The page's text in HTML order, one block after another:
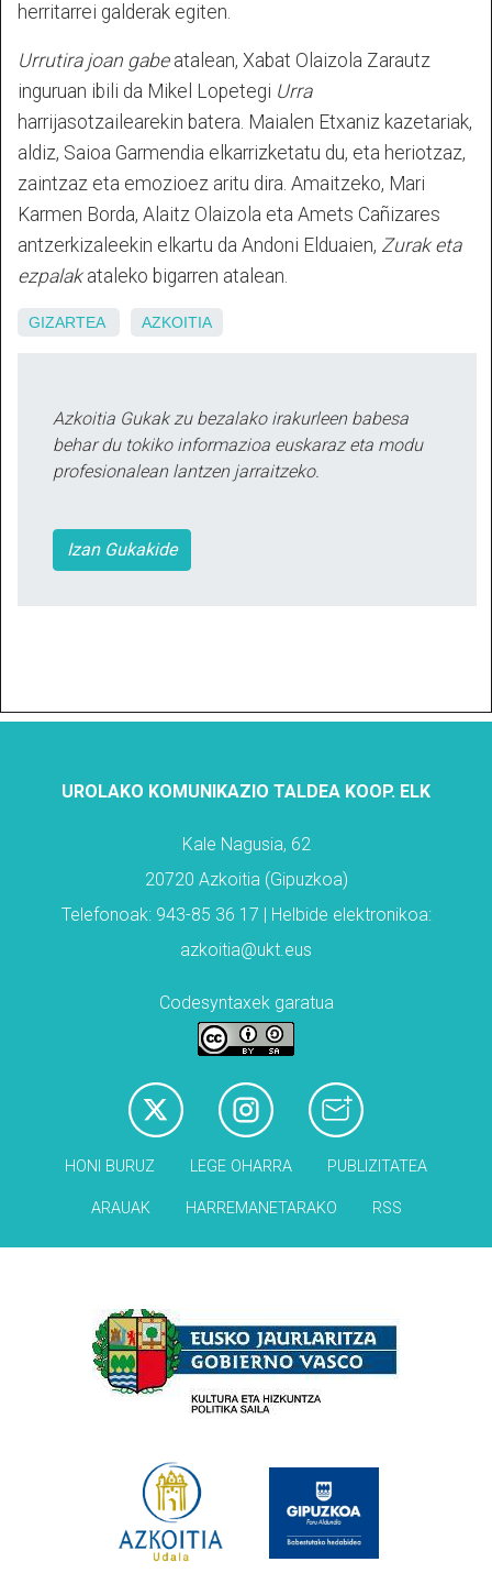
herritarrei galderak egiten.
Urrutira joan gabeatalean, Xabat Olaizola Zarautz
inguruan ibili da Mikel Lopetegi Urra
harrijasotzailearekin batera. Maialen Etxaniz kazetariak,
aldiz, Saioa Garmendia elkarrizketatu du, eta heriotzaz,
zaintzaz eta emozioez aritu dira. Amaitzeko, Mari
Karmen Borda, Alaitz Olaizola eta Amets Cañizares
antzerkizaleekin elkartu da Andoni Elduaien, Zurak eta
ezpalakataleko bigarren atalean.
GIZARTEA AZKOITIA
Azkoitia Gukak zu bezalako irakurleen babesa
behar du tokiko informazioa euskaraz eta modu
profesionalean lantzen jarraitzeko.
Izan Gukakide
UROLAKO KOMUNIKAZIO TALDEA KOOP. ELK
Kale Nagusia, 62
20720 Azkoitia (Gipuzkoa)
Telefonoak: 943-85 36 17 | Helbide elektronikoa:
azkoitia@ukt.eus
Codesyntaxek garatua
HONI BURUZ LEGE OHARRA PUBLIZITATEA
ARAUAK HARREMANETARAKO RSS